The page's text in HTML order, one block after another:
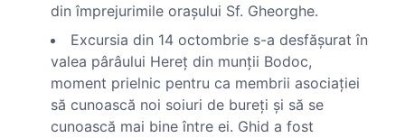
din împrejurimile oraşului Sf. Gheorghe.
Excursia din 14 octombrie s-a desfăşurat în
valea pârâului Hereţ din munţii Bodoc,
moment prielnic pentru ca membrii asociaţiei
să cunoască noi soiuri de bureţi şi să se
cunoască mai bine între ei. Ghid a fost